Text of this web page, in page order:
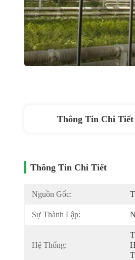
Thông Tin Chi Tiết
Thông Tin Chi Tiết
Nguồn Gốc:
Sự Thành Lập:
Hệ Thống: